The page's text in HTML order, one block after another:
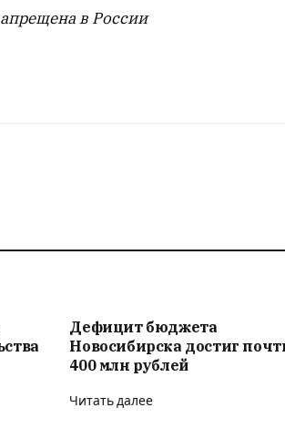
в России
Дефицит бюджета
Новосибирска достиг
400 млн рублей
Читать далее